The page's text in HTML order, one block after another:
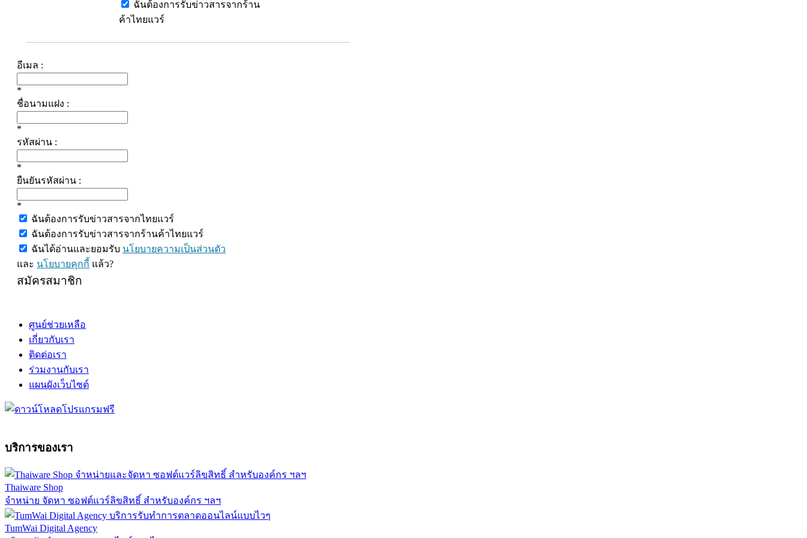
ฉันต้องการรับข่าวสารจากร้าน
ค้าไทยแวร์
อีเมล :
*
ชื่อนามแฝง :
*
รหัสผ่าน :
*
ยืนยันรหัสผ่าน :
*
ฉันต้องการรับข่าวสารจากไทยแวร์
ฉันต้องการรับข่าวสารจากร้านค้าไทยแวร์
ฉันได้อ่านและยอมรับ นโยบายความเป็นส่วนตัว
และ นโยบายคุกกี้ แล้ว?
สมัครสมาชิก
ศูนย์ช่วยเหลือ
เกี่ยวกับเรา
ติดต่อเรา
ร่วมงานกับเรา
แผนผังเว็บไซต์
บริการของเรา
Thaiware Shop
จำหน่าย จัดหา ซอฟต์แวร์ลิขสิทธิ์ สำหรับองค์กร ฯลฯ
TumWai Digital Agency